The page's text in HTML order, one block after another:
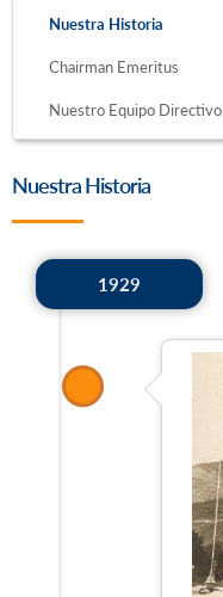
Nuestra Historia
Chairman Emeritus
Nuestro Equipo Directivo
Nuestra Historia
1929